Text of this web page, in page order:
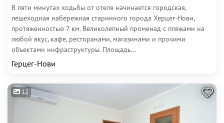
В пяти минутах ходьбы от отеля начинается городская,
пешеходная набережная старинного города Херцег-Нови,
протяженностью 7 км. Великолепный променад с пляжами на
любой вкус, кафе, ресторанами, магазинами и прочими
объектами инфраструктуры. Площадь...
Герцег-Нови
12